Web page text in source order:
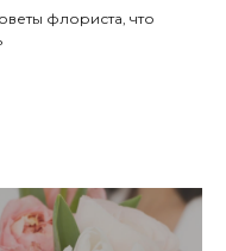
флориста, что